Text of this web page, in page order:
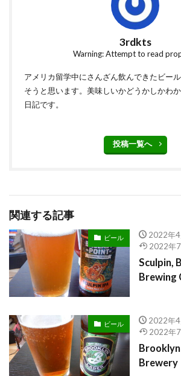
3rdkts
Warning: Attempt to read
アメリカ留学中にさんざん飲んできたビー
そうと思います。美味しいかどうかしかわ
日記です。
投稿一覧へ
関連する記事
ビール
2022年
2022年
Sculpin,
Brewing
ビール
2022年
2022年
Brewery